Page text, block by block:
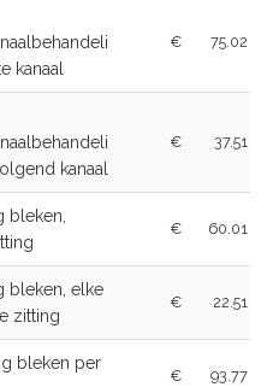
kanaal
€ 75.02
kanaal
€ 37.51
bleken,
€ 60.01
bleken, elke
zitting
€ 22.51
bleken per
€ 93.77